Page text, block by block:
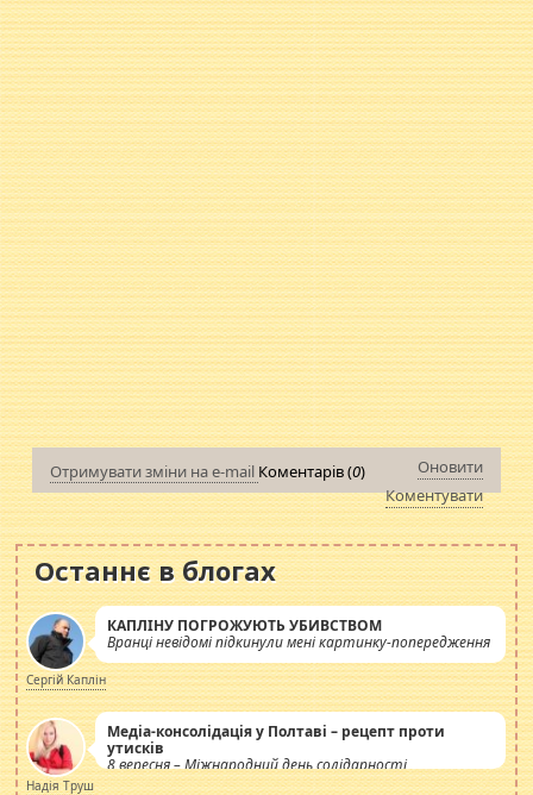
Отримувати зміни на e-mail Коментарів (0)
Оновити
Коментувати
Останнє в блогах
КАПЛІНУ ПОГРОЖУЮТЬ УБИВСТВОМ
Вранці невідомі підкинули мені картинку-попередження
Сергій Каплін
Медіа-консолідація у Полтаві – рецепт проти
утисків
8 вересня – Міжнародний день солідарності
журналістів.
Надія Труш